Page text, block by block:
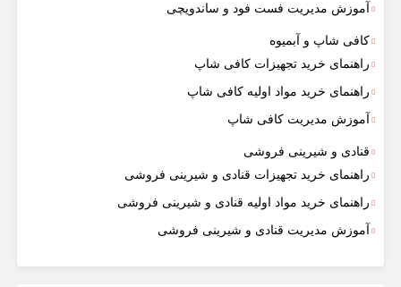
آموزش مدیریت فست فود و ساندویچی
کافی شاپ و آبمیوه
راهنمای خرید تجهیزات کافی شاپ
راهنمای خرید مواد اولیه کافی‌ شاپ‌
آموزش مدیریت کافی شاپ
قنادی و شیرینی فروشی
راهنمای خرید تجهیزات قنادی و شیرینی فروشی
راهنمای خرید مواد اولیه قنادی و شیرینی فروشی
آموزش مدیریت قنادی و شیرینی فروشی